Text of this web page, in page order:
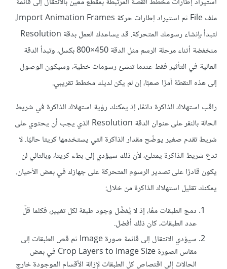
ملف File ثم استيراد إطارات حركة Import Animation Frames،
لتبدأ بإنشاء رسومك المتحركة. قد يساعدك العمل بدقة Resolution
منخفضة أثناء مرحلة الرسم مثل الدقة ‎800×450 بكسل، وتبدأ الدقة
العالية في التأثير فقط عندما تنشئ رسومات خطية، وسيكون الوصول
إلى هذه النقطة أمرًا صعبًا، إن لم يكن لديك مخطط تقريبي.
راقب استهلاك الذاكرة دائمًا، إذ يمكنك رؤية استهلاك الذاكرة في شريط
الحالة بالنقر على عنوان الدقة Resolution الذي يجب أن يحتوي على
شريط تقدم صغير يوضّح مقدار الذاكرة التي يستخدمها كريتا حاليًا. لا
تدع شريط الذاكرة يمتلئ، لأن ذلك سيؤدي إلى بطء كريتا، وبالتالي لن
يكون قادرًا على تصدير الرسوم المتحركة على جهازك في بعض الأحيان.
يمكنك تقليل استهلاك الذاكرة من خلال:
دمج الطبقات معًا، إذ لا يُفضَّل وجود طبقة لكل تغيير، فكلما قلّ
عدد الطبقات، كان ذلك أفضل.
سيؤدي الانتقال إلى قائمة صورة Image ثم قص الطبقات إلى
مقاس الصورة Crop Layers to Image Size في بعض
الحالات إلى اقتصاص كل الطبقات لإزالة الأقسام الموجودة خارج